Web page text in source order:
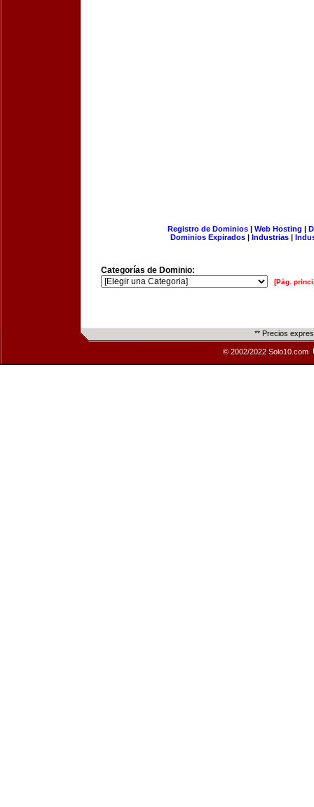
Registro de Dominios| Web Hosting |
Dominios Expirados | Industrias |
Categorías de Dominio:
[Pág.
** Precios
© 2002/2022 Solo10.com